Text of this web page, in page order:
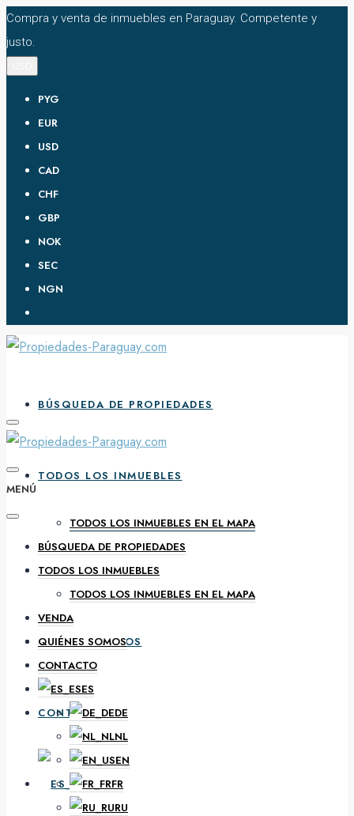
Compra y venta de inmuebles en Paraguay. Competente y
justo.
PYG
EUR
USD
CAD
CHF
GBP
NOK
SEC
NGN
BÚSQUEDA DE PROPIEDADES
TODOS LOS INMUEBLES
TODOS LOS INMUEBLES EN EL MAPA
VENDA
QUIÉNES SOMOS
CONTACTO
ES
MENÚ
BÚSQUEDA DE PROPIEDADES
TODOS LOS INMUEBLES
TODOS LOS INMUEBLES EN EL MAPA
VENDA
QUIÉNES SOMOS
CONTACTO
ES
DE
NL
EN
FR
RU